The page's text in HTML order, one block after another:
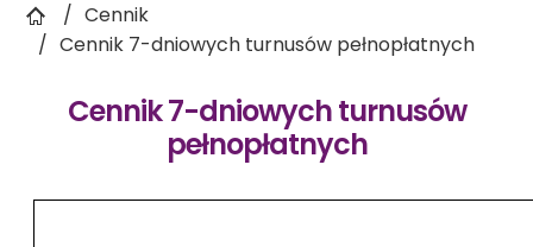
Cennik
Cennik 7-dniowych turnusów pełnopłatnych
Cennik 7-dniowych turnusów
pełnopłatnych